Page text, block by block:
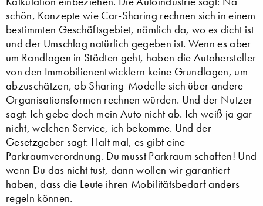
schön, Konzepte wie Car-Sharing rechnen sich in einem
bestimmten Geschäftsgebiet, nämlich da, wo es dicht ist
und der Umschlag natürlich gegeben ist. Wenn es aber
um Randlagen in Städten geht, haben die Autohersteller
von den Immobilienentwicklern keine Grundlagen, um
abzuschätzen, ob Sharing-Modelle sich über andere
Organisationsformen rechnen würden. Und der Nutzer
sagt: Ich gebe doch mein Auto nicht ab. Ich weiß ja gar
nicht, welchen Service, ich bekomme. Und der
Gesetzgeber sagt: Halt mal, es gibt eine
Parkraumverordnung. Du musst Parkraum schaffen! Und
wenn Du das nicht tust, dann wollen wir garantiert
haben, dass die Leute ihren Mobilitätsbedarf anders
regeln können.